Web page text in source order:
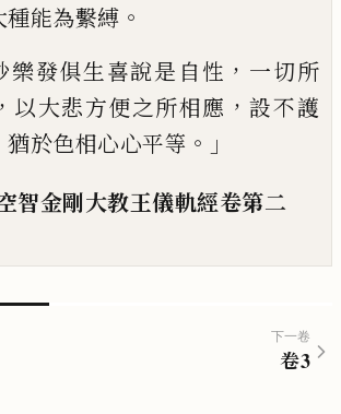
種能為繫縛 。
樂發俱生喜說是自性 ， 一切所
， 以大悲方便之所相應 ，設不護
猶於色相心心平等 。」
智金剛大教王儀軌經卷第二
下一卷
卷3